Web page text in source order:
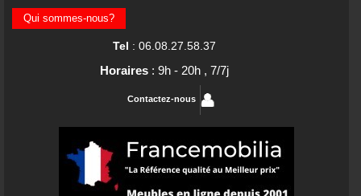
Qui sommes-nous?
Tel : 06.08.27.58.37
Horaires : 9h - 20h , 7/7j
Contactez-nous